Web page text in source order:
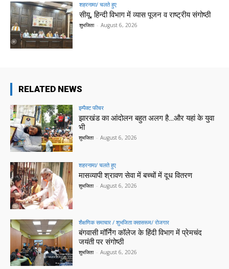
शहरनामा/ चलते हुए
सीयू, हिन्दी विभाग में व्यास पूजन व राष्ट्रीय संगोष्ठी
शुभजिता - August 6, 2026
RELATED NEWS
इम्पैक्ट फीचर
झारखंड का आंदोलन बहुत अलग है…और यहां के युवा
भी
शुभजिता - August 6, 2026
शहरनामा/ चलते हुए
मासव्यापी श्रावण सेवा में बच्चों में दूध वितरण
शुभजिता - August 6, 2026
शैक्षणिक समाचार / शुभजिता क्सासरूम/ रोजगार
बंगवासी मॉर्निंग कॉलेज के हिंदी विभाग में प्रेमचंद
जयंती पर संगोष्ठी
शुभजिता - August 6, 2026